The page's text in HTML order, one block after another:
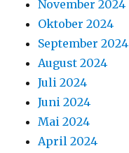
November 2024
Oktober 2024
September 2024
August 2024
Juli 2024
Juni 2024
Mai 2024
April 2024